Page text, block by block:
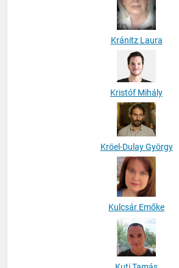
Kránitz Laura
Kristóf Mihály
Kröel-Dulay György
Kulcsár Emőke